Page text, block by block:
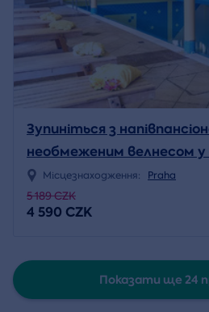
Зупиніться з
необмеженим велнесом у
Prague ****
Місцезнаходження: Praha
5 189 CZK
4 590 CZK
Показати ще 24